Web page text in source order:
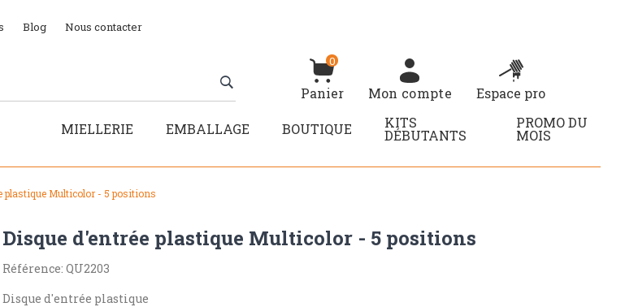
Blog Nous contacter
0
Panier Mon compte Espace pro
MIELLERIE EMBALLAGE BOUTIQUE KITS
DÉBUTANTS
PROMO DU
MOIS
plastique Multicolor - 5 positions
Disque d'entrée plastique Multicolor - 5 positions
Référence: QU2203
Disque d'entrée plastique